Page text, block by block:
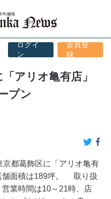
ログイ
ン
会員登
録
アリオ亀有店」
プン
都葛飾区に「アリオ亀有
舗面積は189坪。 取り扱
業時間は10～21時、店